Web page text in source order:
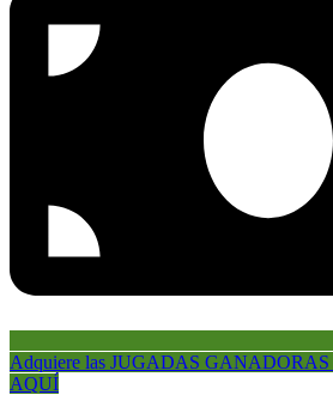
Adquiere las JUGADAS
AQUÍ